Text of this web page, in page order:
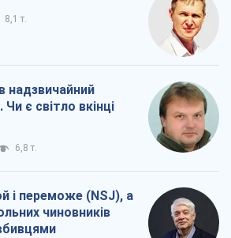
8,1 т.
надзвичайний
є світло вкінці
6,8 т.
і переможе (NSJ), а
чиновників